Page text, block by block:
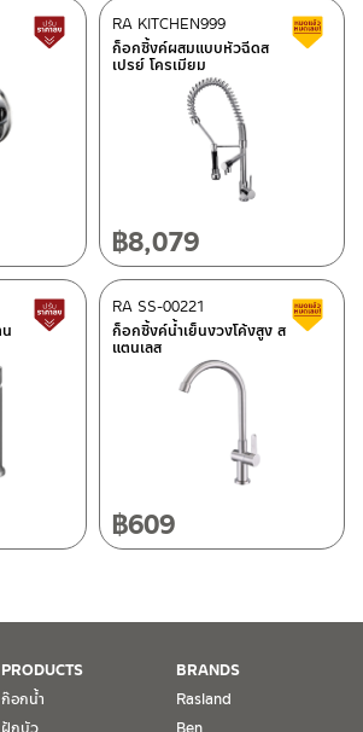
รุงเทพฯ
ม3 แขวงบางโพงพาง เขตยานนาวา กรุงเทพฯ
075-8668 / 091-545-0556
เชียงใหม่
น ม.8 ต.สันปูเลย อ.ดอยสะเก็ด เชียงใหม่
า 8:30-17:30 น.
น.
งมีหลักฐานการซื้อ หรือ ใบเสร็จ โดยทางบริษัทฯ
อขายเป็นสำคัญ ทางบริษัทฯ ไม่สามารถให้
>> คลิกที่นี่<<
คลิกที่นี่<<
Sales Staff
Us
สินค้าปรับราคาลดลง
ก็อกซิ้งค์ผสมแบบหัวฉีดส
เปรย์ โครเมียม
RA KITCHEN999
฿8,079
สินค้าปรับราคาลดลง
ก็อกซิ้งค์น้ำเย็นงวงโค้งสูง ส
แตนเลส
RA SS-00221
฿609
PRODUCTS
ก๊อกน้ำ
BRANDS
Rasland